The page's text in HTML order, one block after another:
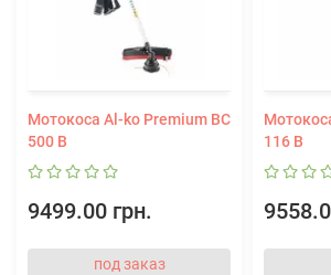
Мотокоса Al-ko Premium BC
500 B
9499.00 грн.
под заказ
116 В